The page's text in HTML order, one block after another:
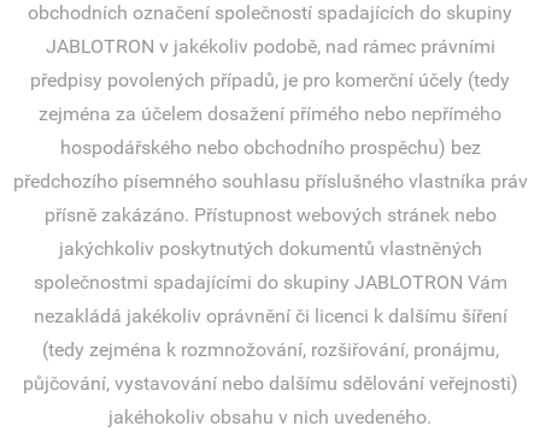
obchodních označení společností spadajících do skupiny
JABLOTRON v jakékoliv podobě, nad rámec právními
předpisy povolených případů, je pro komerční účely (tedy
zejména za účelem dosažení přímého nebo nepřímého
hospodářského nebo obchodního prospěchu) bez
předchozího písemného souhlasu příslušného vlastníka práv
přísně zakázáno. Přístupnost webových stránek nebo
jakýchkoliv poskytnutých dokumentů vlastněných
společnostmi spadajícími do skupiny JABLOTRON Vám
nezakládá jakékoliv oprávnění či licenci k dalšímu šíření
(tedy zejména k rozmnožování, rozšiřování, pronájmu,
půjčování, vystavování nebo dalšímu sdělování veřejnosti)
jakéhokoliv obsahu v nich uvedeného.